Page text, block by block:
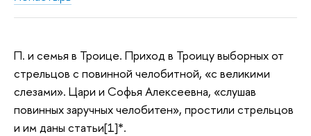
П. и семья в Троице. Приход в Троицу выборных от
стрельцов с повинной челобитной, «с великими
слезами». Цари и Софья Алексеевна, «слушав
повинных заручных челобитен», простили стрельцов
и им даны статьи[1]*.